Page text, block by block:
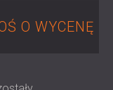
I
O WYCENĘ